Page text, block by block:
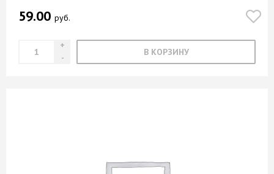
59.00 руб.
В КОРЗИНУ